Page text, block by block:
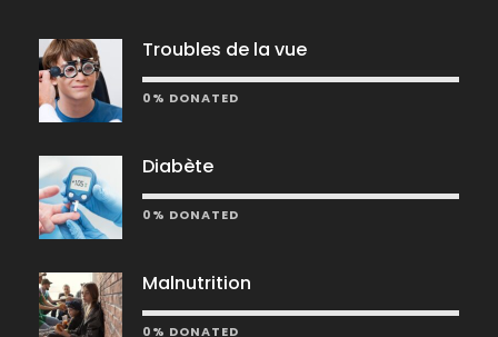
Troubles de la vue
0% DONATED
Diabète
0% DONATED
Malnutrition
0% DONATED